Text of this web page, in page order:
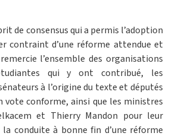
de consensus qui a permis l’adoption
contraint d’une réforme attendue et
l’ensemble des organisations
qui y ont contribué, les
à l’origine du texte et députés
vote conforme, ainsi que les ministres
et Thierry Mandon pour leur
conduite à bonne fin d’une réforme